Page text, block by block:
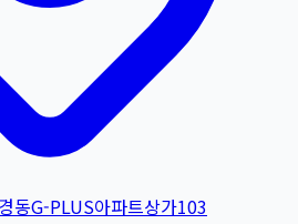
동G-PLUS아파트상가103